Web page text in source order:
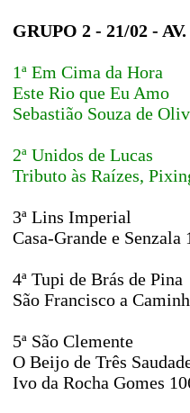
GRUPO 2 - 21/02 -
1ª Em Cima da Hora
Este Rio que Eu Amo
Sebastião Souza de
2ª Unidos de Lucas
Tributo às Raízes,
3ª Lins Imperial
Casa-Grande e Senzala
4ª Tupi de Brás de Pina
São Francisco a
5ª São Clemente
O Beijo de Três
Ivo da Rocha Gomes